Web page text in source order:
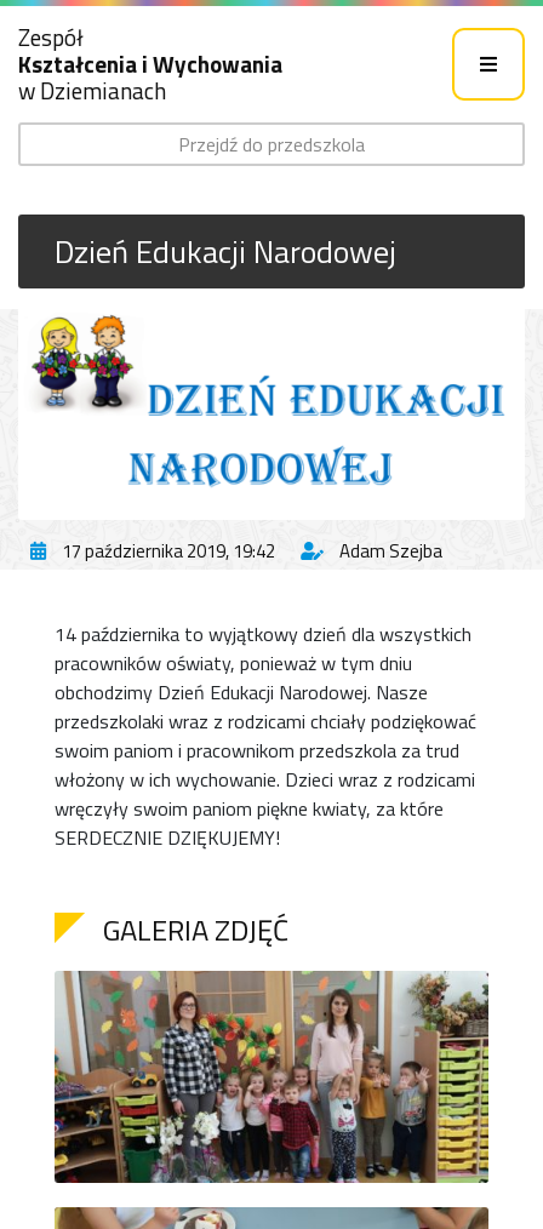
Zespół
Kształcenia i Wychowania
w Dziemianach
Przejdź do przedszkola
Dzień Edukacji Narodowej
17 października 2019, 19:42 Adam Szejba
14 października to wyjątkowy dzień dla wszystkich
pracowników oświaty, ponieważ w tym dniu
obchodzimy Dzień Edukacji Narodowej. Nasze
przedszkolaki wraz z rodzicami chciały podziękować
swoim paniom i pracownikom przedszkola za trud
włożony w ich wychowanie. Dzieci wraz z rodzicami
wręczyły swoim paniom piękne kwiaty, za które
SERDECZNIE DZIĘKUJEMY!
GALERIA ZDJĘĆ